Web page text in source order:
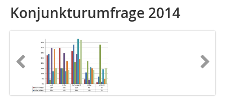
Konjunkturumfrage 2014